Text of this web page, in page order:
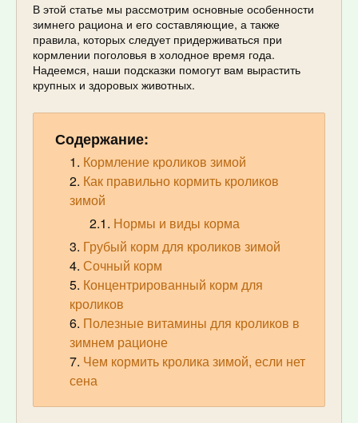
В этой статье мы рассмотрим основные особенности
зимнего рациона и его составляющие, а также
правила, которых следует придерживаться при
кормлении поголовья в холодное время года.
Надеемся, наши подсказки помогут вам вырастить
крупных и здоровых животных.
Содержание:
Кормление кроликов зимой
Как правильно кормить кроликов
зимой
Нормы и виды корма
Грубый корм для кроликов зимой
Сочный корм
Концентрированный корм для
кроликов
Полезные витамины для кроликов в
зимнем рационе
Чем кормить кролика зимой, если нет
сена